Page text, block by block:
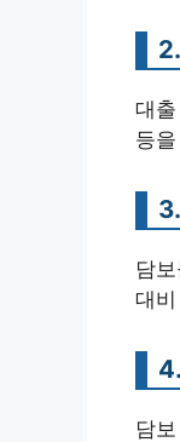
대
등
담
대
담